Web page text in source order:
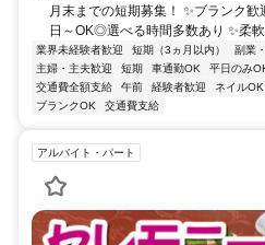
月末までの短期募集！ ✨ブランク
日～OK◎選べる時間多数あり ✨柔
業界未経験者歓迎 短期（3ヵ月以内） 副業
主婦・主夫歓迎
短期 車通勤OK 平日のみ
交通費全額支給
午前 経験者歓迎 ネイルOK
ブランクOK
交通費支給
アルバイト・パート